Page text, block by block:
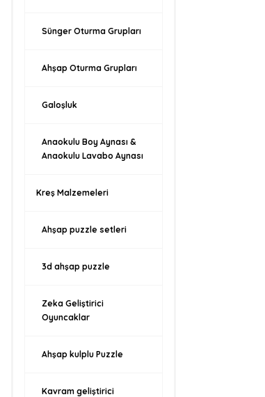
Sünger Oturma Grupları
Ahşap Oturma Grupları
Galoşluk
Anaokulu Boy Aynası &
Anaokulu Lavabo Aynası
Kreş Malzemeleri
Ahşap puzzle setleri
3d ahşap puzzle
Zeka Geliştirici
Oyuncaklar
Ahşap kulplu Puzzle
Kavram geliştirici